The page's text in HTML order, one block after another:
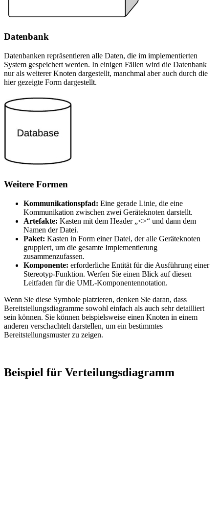
Datenbank
Datenbanken repräsentieren alle Daten, die im implementierten
System gespeichert werden. In einigen Fällen wird die Datenbank
nur als weiterer Knoten dargestellt, manchmal aber auch durch die
hier gezeigte Form dargestellt.
Weitere Formen
Kommunikationspfad: Eine gerade Linie, die eine
Kommunikation zwischen zwei Geräteknoten darstellt.
Artefakte: Kasten mit dem Header „<>“ und dann dem
Namen der Datei.
Paket: Kasten in Form einer Datei, der alle Geräteknoten
gruppiert, um die gesamte Implementierung
zusammenzufassen.
Komponente: erforderliche Entität für die Ausführung einer
Stereotyp-Funktion. Werfen Sie einen Blick auf diesen
Leitfaden für die UML-Komponentennotation.
Wenn Sie diese Symbole platzieren, denken Sie daran, dass
Bereitstellungsdiagramme sowohl einfach als auch sehr detailliert
sein können. Sie können beispielsweise einen Knoten in einem
anderen verschachtelt darstellen, um ein bestimmtes
Bereitstellungsmuster zu zeigen.
Beispiel für Verteilungsdiagramm